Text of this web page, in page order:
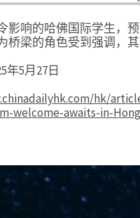
影响的哈佛国际学生，
桥梁的角色受到强调，
年5月27日
hk/
welcome-awaits-in-